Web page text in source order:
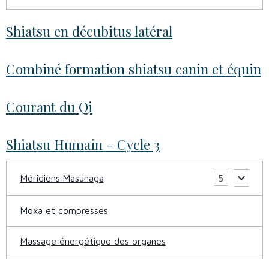
Shiatsu en décubitus latéral
Combiné formation shiatsu canin et équin
Courant du Qi
Shiatsu Humain - Cycle 3
Méridiens Masunaga 5
Moxa et compresses
Massage énergétique des organes